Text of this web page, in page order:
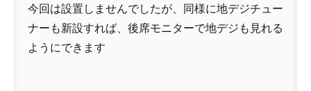
今回は設置しませんでしたが、同様に地デジチュー
ナーも新設すれば、後席モニターで地デジも見れる
ようにできます